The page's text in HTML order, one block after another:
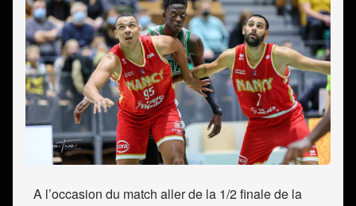
A l’occasion du match aller de la 1/2 finale de la